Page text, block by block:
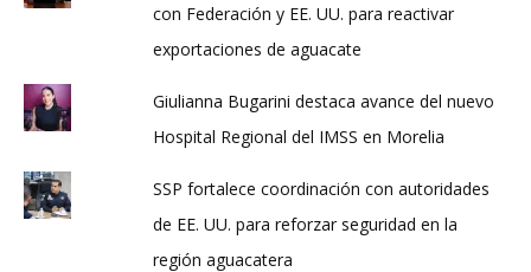
con Federación y EE. UU. para reactivar
exportaciones de aguacate
Giulianna Bugarini destaca avance del nuevo
Hospital Regional del IMSS en Morelia
SSP fortalece coordinación con autoridades
de EE. UU. para reforzar seguridad en la
región aguacatera